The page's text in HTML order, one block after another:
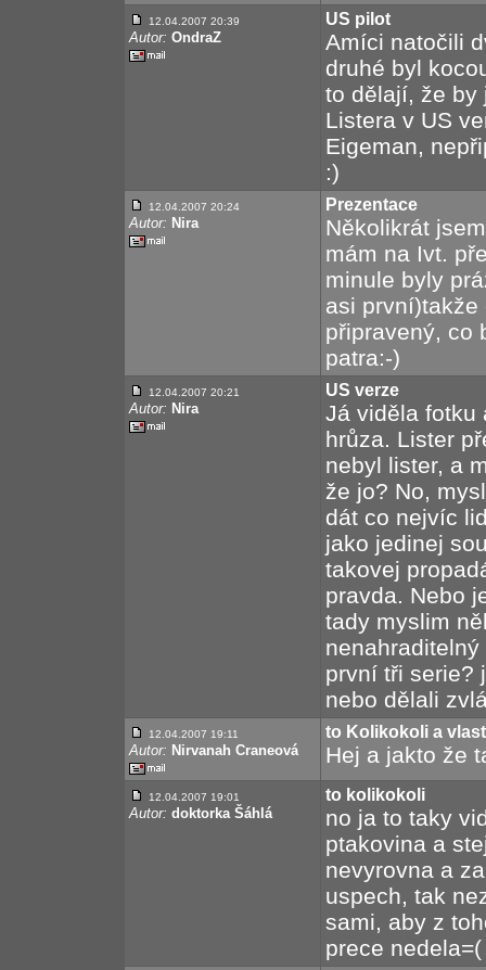
12.04.2007 20:39
Autor: OndraZ
US pilot
Amíci natočili
druhé byl
to dělají, že by
Listera v US
Eigeman,
:)
12.04.2007 20:24
Autor: Nira
Prezentace
Několikrát
mám na Ivt.
minule byly
asi první)takže
připravený, co
patra:-)
12.04.2007 20:21
Autor: Nira
US verze
Já viděla fotku
hrůza. Lister
nebyl lister, a
že jo? No,
dát co nejvíc
jako jedinej
takovej
pravda. Nebo
tady myslim
první tři serie?
nebo dělali
12.04.2007 19:11
Autor: Nirvanah Craneová
to Kolikokoli a
Hej a jakto že
12.04.2007 19:01
Autor: doktorka Šáhlá
to kolikokoli
no ja to taky
ptakovina a
nevyrovna a
uspech, tak
sami, aby z
prece nedela=(